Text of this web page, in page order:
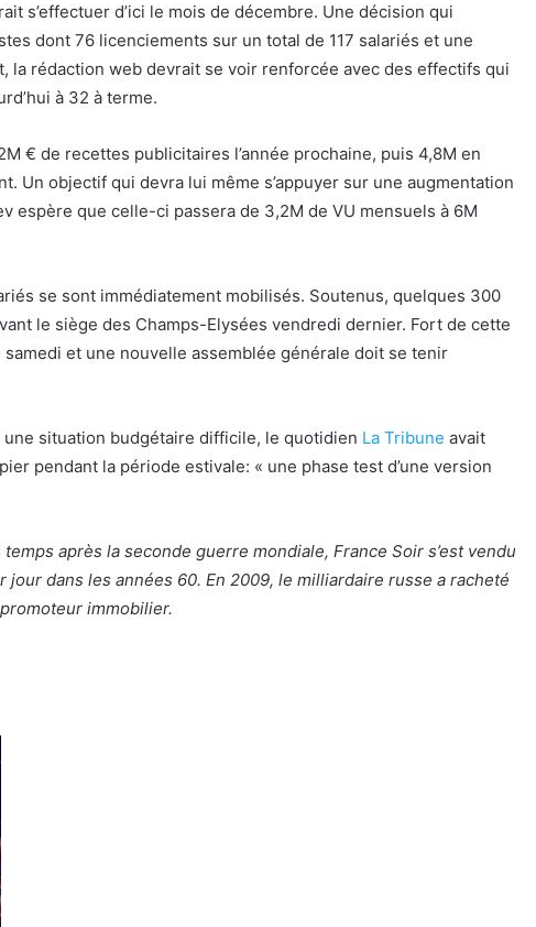
s’effectuer d’ici le mois de décembre. Une décision qui
dont 76 licenciements sur un total de 117 salariés et une
la rédaction web devrait se voir renforcée avec des effectifs qui
à 32 à terme.
€ de recettes publicitaires l’année prochaine, puis 4,8M en
Un objectif qui devra lui même s’appuyer sur une augmentation
espère que celle-ci passera de 3,2M de VU mensuels à 6M
se sont immédiatement mobilisés. Soutenus, quelques 300
le siège des Champs-Elysées vendredi dernier. Fort de cette
samedi et une nouvelle assemblée générale doit se tenir
situation budgétaire difficile, le quotidien La Tribune avait
pendant la période estivale: « une phase test d’une version
après la seconde guerre mondiale, France Soir s’est vendu
jour dans les années 60. En 2009, le milliardaire russe a racheté
immobilier.